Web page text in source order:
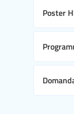
Poster